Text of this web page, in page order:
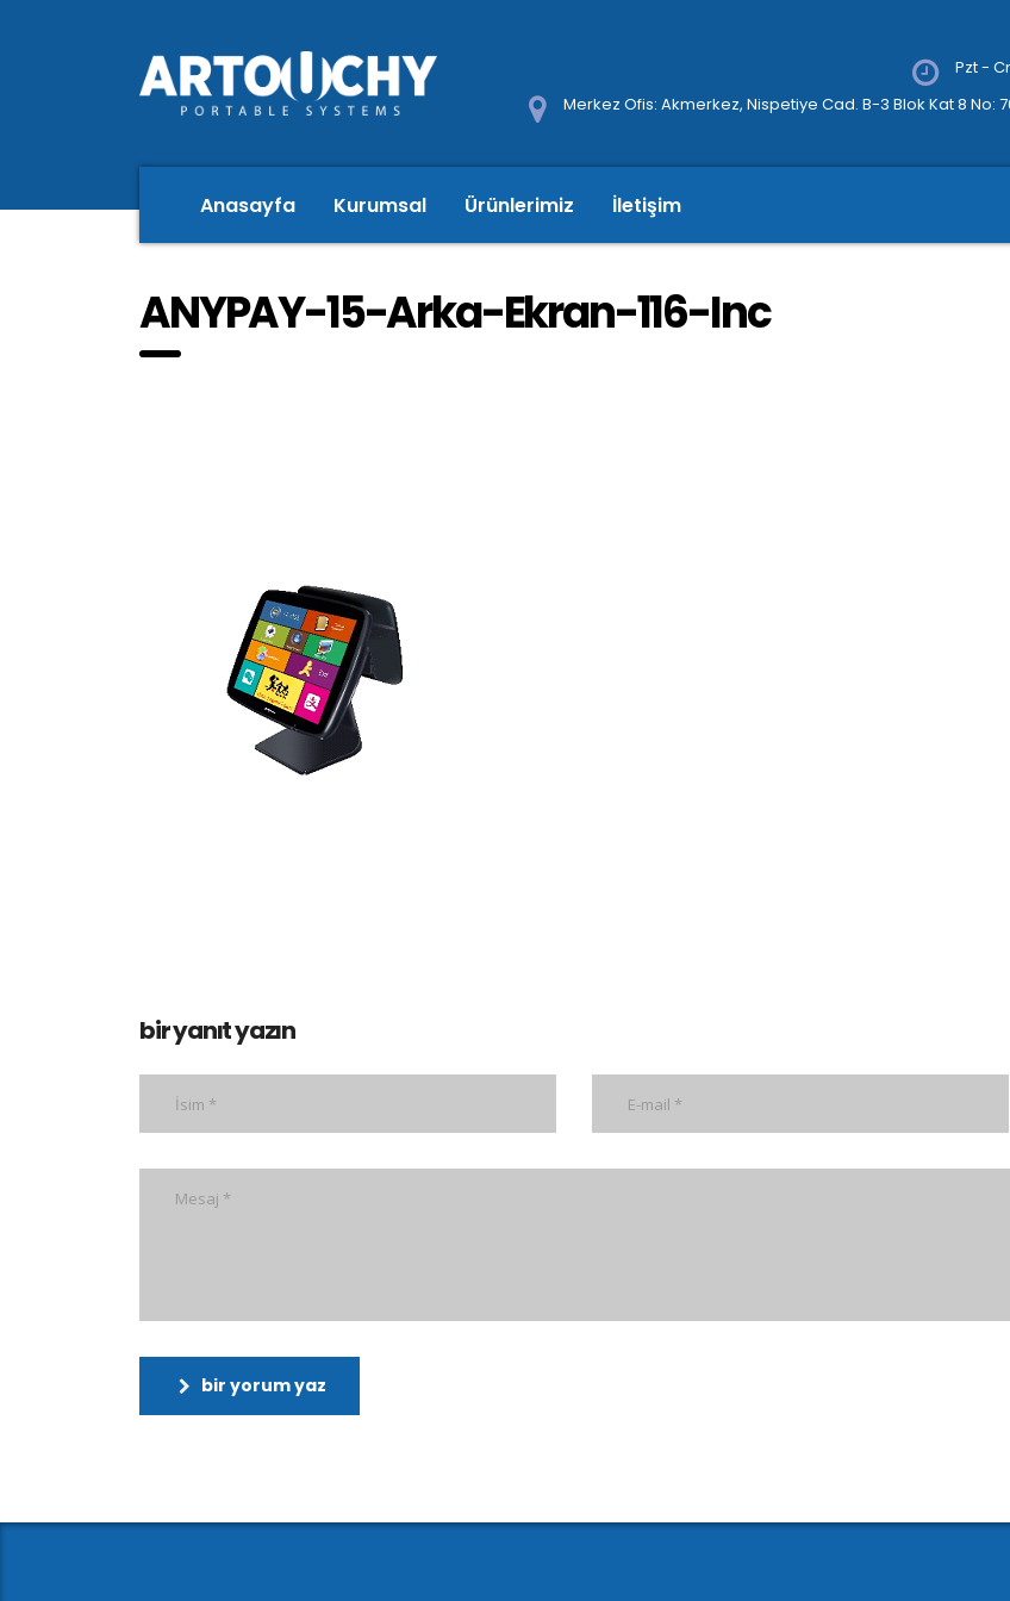
Pzt -
Merkez Ofis: Akmerkez, Nispetiye Cad. B-3 Blok Kat 8 No:
Anasayfa Kurumsal Ürünlerimiz İletişim
ANYPAY-15-Arka-Ekran-116-Inc
bir yanıt yazın
bir yorum yaz